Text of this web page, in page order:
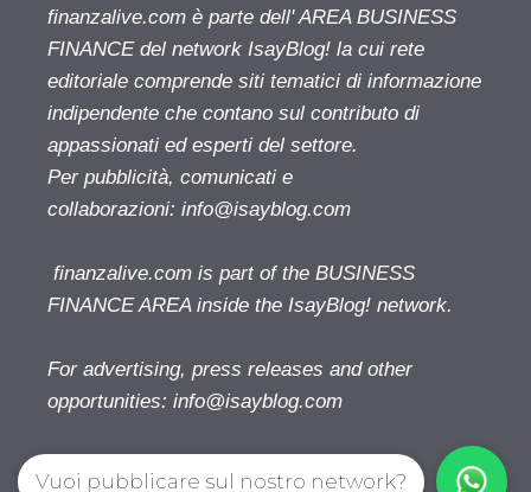
finanzalive.com è parte dell' AREA BUSINESS
FINANCE del network IsayBlog! la cui rete
editoriale comprende siti tematici di informazione
indipendente che contano sul contributo di
appassionati ed esperti del settore.
Per pubblicità, comunicati e
collaborazioni: info@isayblog.com
finanzalive.com is part of the BUSINESS
FINANCE AREA inside the IsayBlog! network.
For advertising, press releases and other
opportunities: info@isayblog.com
Vuoi pubblicare sul nostro network?